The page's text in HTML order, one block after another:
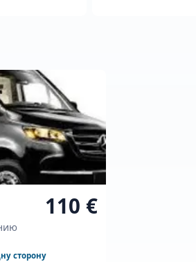
110 €
сторону